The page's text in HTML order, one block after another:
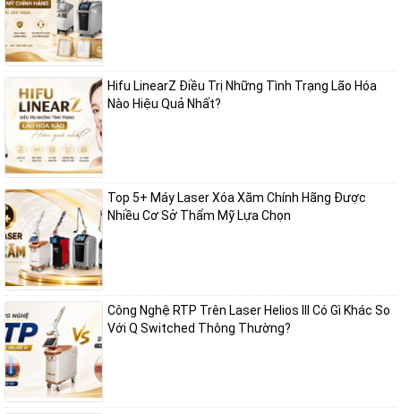
Địa chỉ mua máy Laser Helios 4
Máy HELIOS IV 785 hiện được phân phối chính thức tại
bị và Máy Nguyên Bình, đơn vị cung cấp thiết bị thẩm mỹ uy tín hàng
đầu. Với cam kết mang đến các sản phẩm chất lượng cao và dịch vụ
hỗ trợ kỹ thuật toàn diện, Thiết bị và Máy Nguyên Bình là lựa chọn
đáng tin cậy cho các chuyên gia thẩm mỹ.
Thông tin liên hệ
Công ty TNHH Thiết bị và Máy Nguyên Bình
Chuyên phân phối các dòng máy thẩm mỹ chính hãng cao cấp, thiết
bị Spa uy tín chất lượng trên thị trường.
Địa chỉ: Số 38, ngõ 215 Triều Khúc, Tân Triều, Thanh Trì, Hà Nội
Số điện thoại: 0986.048.246
Địa chỉ Email: thietbivamay@gmail.com
Hifu LinearZ Điều Trị Những Tình Trạng Lão Hóa
Nào Hiệu Quả Nhất?
Top 5+ Máy Laser Xóa Xăm Chính Hãng Được
Nhiều Cơ Sở Thẩm Mỹ Lựa Chọn
Công Nghệ RTP Trên Laser Helios III Có Gì Khác So
Với Q Switched Thông Thường?